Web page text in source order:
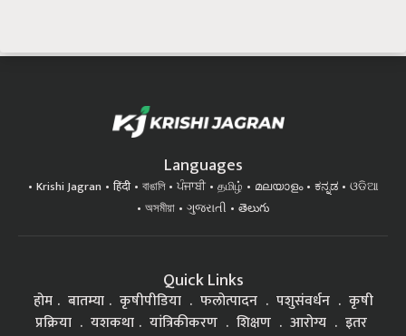
Languages
Krishi Jagran हिंदी বাঙালি ਪੰਜਾਬੀ தமிழ் മലയാളം ಕನ್ನಡ
ଓଡିଆ
অসমীয়া
ગુજરાતી తెలుగు
Quick Links
होम बातम्या कृषीपीडिया फलोत्पादन पशुसंवर्धन
कृषी
प्रक्रिया
यशकथा यांत्रिकीकरण शिक्षण आरोग्य इतर